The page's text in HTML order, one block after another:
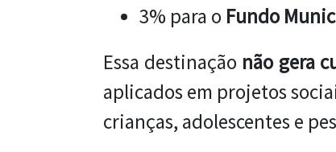
3% para o Fundo
Essa destinação não gera
aplicados em projetos
crianças, adolescentes e